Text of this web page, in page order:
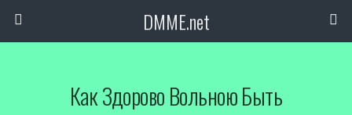
DMME.net
Как Здорово Вольною Быть